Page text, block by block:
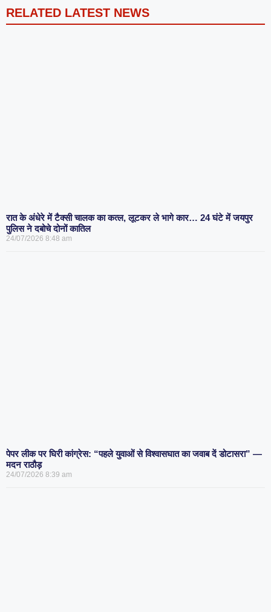
RELATED LATEST NEWS
रात के अंधेरे में टैक्सी चालक का कत्ल, लूटकर ले भागे कार… 24 घंटे में जयपुर
पुलिस ने दबोचे दोनों कातिल
24/07/2026 8:48 am
पेपर लीक पर घिरी कांग्रेस: “पहले युवाओं से विश्वासघात का जवाब दें डोटासरा” —
मदन राठौड़
24/07/2026 8:39 am